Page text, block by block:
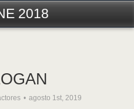
2018
agosto 1st, 2019